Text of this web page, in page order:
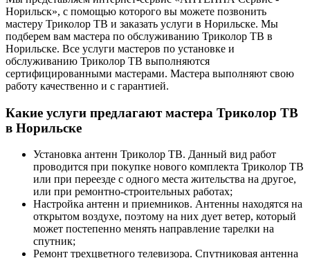
Норильск», с помощью которого вы можете позвонить
мастеру Триколор ТВ и заказать услуги в Норильске. Мы
подберем вам мастера по обслуживанию Триколор ТВ в
Норильске. Все услуги мастеров по установке и
обслуживанию Триколор ТВ выполняются
сертифицированными мастерами. Мастера выполняют свою
работу качественно и с гарантией.
Какие услуги предлагают мастера Триколор ТВ
в Норильске
Установка антенн Триколор ТВ. Данный вид работ
проводится при покупке нового комплекта Триколор ТВ
или при переезде с одного места жительства на другое,
или при ремонтно-строительных работах;
Настройка антенн и приемников. Антенны находятся на
открытом воздухе, поэтому на них дует ветер, который
может постепенно менять направление тарелки на
спутник;
Ремонт трехцветного телевизора. Спутниковая антенна